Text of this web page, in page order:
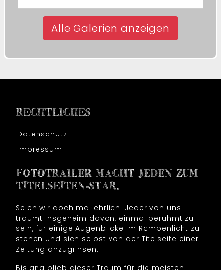
Alle Galerien anzeigen
RECHTLICHES
Datenschutz
Impressum
FOTOTRAILER MACHT JEDEN ZUM
TITELSEITEN-STAR.
Seien wir doch mal ehrlich: Jeder von uns
träumt insgeheim davon, einmal berühmt zu
sein, für einige Augenblicke im Rampenlicht zu
stehen und sich selbst von der Titelseite einer
Zeitung anzugrinsen.
Bislang blieb dieser Traum für die meisten